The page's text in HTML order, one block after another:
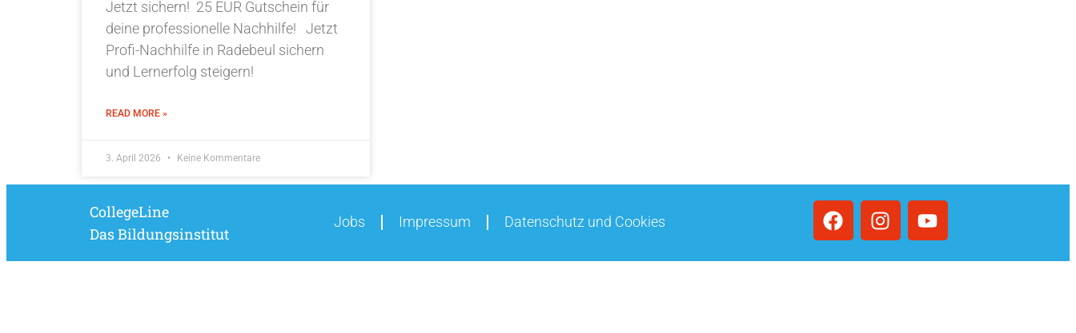
Jetzt sichern! 25 EUR Gutschein für
deine professionelle Nachhilfe! Jetzt
Profi-Nachhilfe in Radebeul sichern
und Lernerfolg steigern!
READ MORE »
3. April 2026 Keine Kommentare
CollegeLine
Das Bildungsinstitut
Jobs Impressum Datenschutz und Cookies